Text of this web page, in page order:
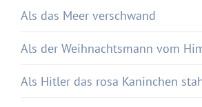
Als das Meer verschwand
Als der Weihnachtsmann vom
Als Hitler das rosa Kaninchen